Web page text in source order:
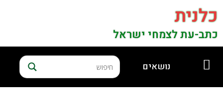
כלנית
כתב-עת לצמחי ישראל
נושאים